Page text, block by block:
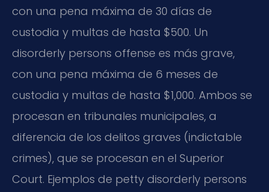
con una pena máxima de 30 días de
custodia y multas de hasta $500. Un
disorderly persons offense es más grave,
con una pena máxima de 6 meses de
custodia y multas de hasta $1,000. Ambos se
procesan en tribunales municipales, a
diferencia de los delitos graves (indictable
crimes), que se procesan en el Superior
Court. Ejemplos de petty disorderly persons